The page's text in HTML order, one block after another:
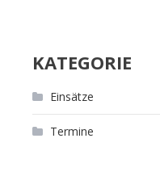
KATEGORIE
Einsätze
Termine